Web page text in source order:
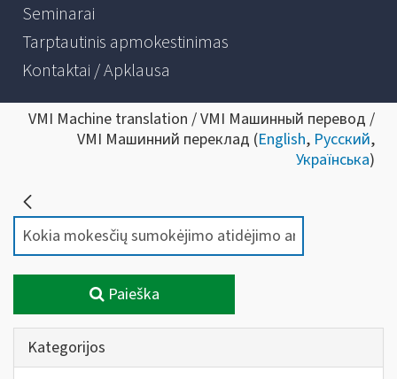
Seminarai
Tarptautinis apmokestinimas
Kontaktai / Apklausa
VMI Machine translation / VMI Машинный перевод /
VMI Машинний переклад (English, Русский,
Українська)
Paieška
Kategorijos